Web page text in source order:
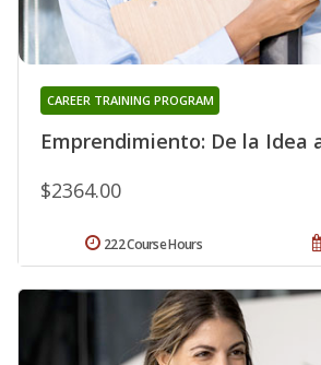
Emprendimiento: De la Idea
CAREER TRAINING PROGRAM
$2364.00
222 Course Hours